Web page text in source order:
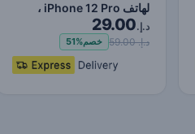
لهاتف iPhone 12 Pro ،
حماية ضد الصدمات وال…
د.إ.29.00
د.إ. 59.00 خصم51%